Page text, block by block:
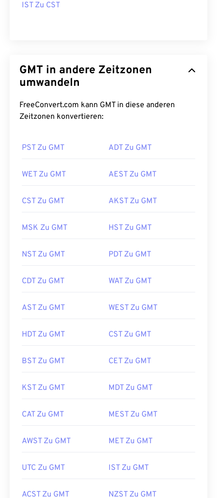
IST Zu CST
GMT in andere Zeitzonen
umwandeln
FreeConvert.com kann GMT in diese anderen
Zeitzonen konvertieren:
PST Zu GMT ADT Zu GMT
WET Zu GMT AEST Zu GMT
CST Zu GMT AKST Zu GMT
MSK Zu GMT HST Zu GMT
NST Zu GMT PDT Zu GMT
CDT Zu GMT WAT Zu GMT
AST Zu GMT WEST Zu GMT
HDT Zu GMT CST Zu GMT
BST Zu GMT CET Zu GMT
KST Zu GMT MDT Zu GMT
CAT Zu GMT MEST Zu GMT
AWST Zu GMT MET Zu GMT
UTC Zu GMT IST Zu GMT
ACST Zu GMT NZST Zu GMT